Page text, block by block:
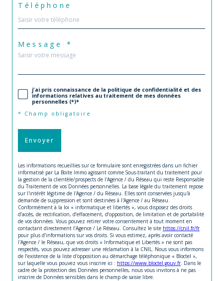
Téléphone
Message *
j'ai pris connaissance de la politique de confidentialité et des
informations relatives au traitement de mes données
personnelles (*)*
* Champ obligatoire
Envoyer
Les informations recueillies sur ce formulaire sont enregistrées dans un fichier
informatisé par La Boite Immo agissant comme Sous-traitant du traitement pour
la gestion de la clientèle/prospects de l'Agence / du Réseau qui reste Responsable
du Traitement de vos Données personnelles. La base légale du traitement repose
sur l'intérêt légitime de l'Agence / du Réseau. Elles sont conservées jusqu'à
demande de suppression et sont destinées à l'Agence / au Réseau.
Conformément à la loi « informatique et libertés », vous disposez des droits
d’accès, de rectification, d’effacement, d’opposition, de limitation et de portabilité
de vos données. Vous pouvez retirer votre consentement à tout moment en
contactant directement l’Agence / Le Réseau. Consultez le site https://cnil.fr/fr
pour plus d’informations sur vos droits. Si vous estimez, après avoir contacté
l'Agence / le Réseau, que vos droits « Informatique et Libertés » ne sont pas
respectés, vous pouvez adresser une réclamation à la CNIL. Nous vous informons
de l’existence de la liste d'opposition au démarchage téléphonique « Bloctel »,
sur laquelle vous pouvez vous inscrire ici : https://www.bloctel.gouv.fr. Dans le
cadre de la protection des Données personnelles, nous vous invitons à ne pas
inscrire de Données sensibles dans le champ de saisie libre.